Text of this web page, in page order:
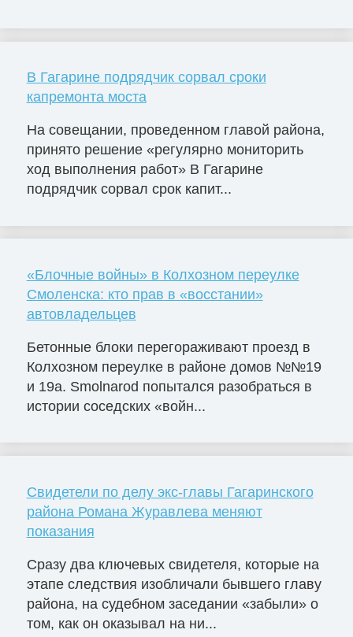
В Гагарине подрядчик сорвал сроки
капремонта моста
На совещании, проведенном главой района,
принято решение «регулярно мониторить
ход выполнения работ» В Гагарине
подрядчик сорвал срок капит...
«Блочные войны» в Колхозном переулке
Смоленска: кто прав в «восстании»
автовладельцев
Бетонные блоки перегораживают проезд в
Колхозном переулке в районе домов №№19
и 19а. Smolnarod попытался разобраться в
истории соседских «войн...
Свидетели по делу экс-главы Гагаринского
района Романа Журавлева меняют
показания
Сразу два ключевых свидетеля, которые на
этапе следствия изобличали бывшего главу
района, на судебном заседании «забыли» о
том, как он оказывал на ни...